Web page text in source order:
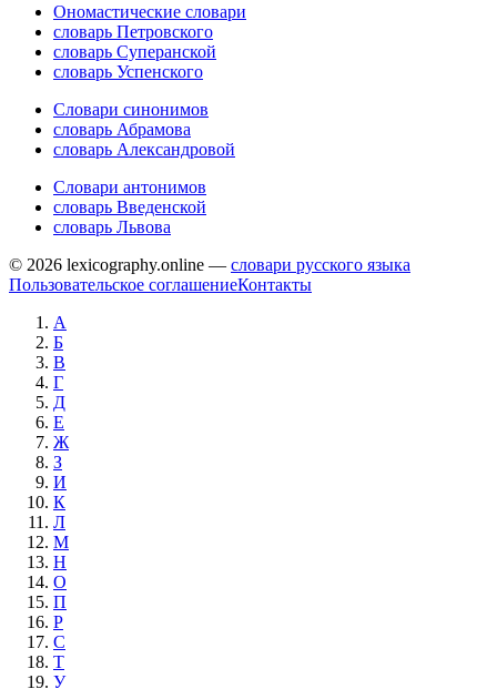
Ономастические словари
словарь Петровского
словарь Суперанской
словарь Успенского
Словари синонимов
словарь Абрамова
словарь Александровой
Словари антонимов
словарь Введенской
словарь Львова
© 2026 lexicography.online — словари русского языка
Пользовательское соглашениеКонтакты
А
Б
В
Г
Д
Е
Ж
З
И
К
Л
М
Н
О
П
Р
С
Т
У